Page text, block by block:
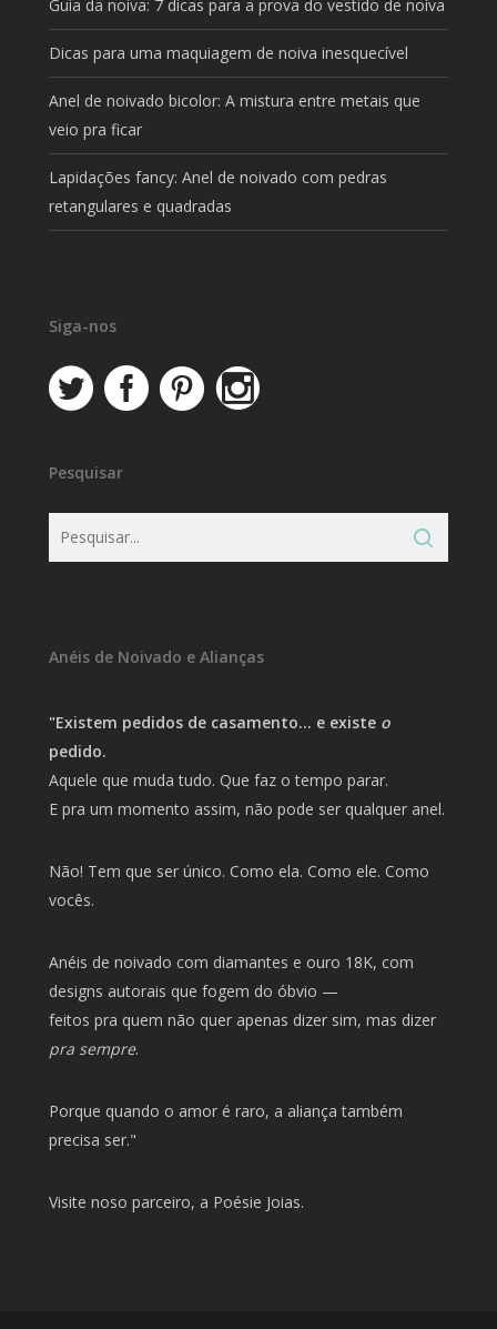
Guia da noiva: 7 dicas para a prova do vestido de noiva
Dicas para uma maquiagem de noiva inesquecível
Anel de noivado bicolor: A mistura entre metais que
veio pra ficar
Lapidações fancy: Anel de noivado com pedras
retangulares e quadradas
Siga-nos
Pesquisar
Anéis de Noivado e Alianças
"Existem pedidos de casamento… e existe o
pedido.
Aquele que muda tudo. Que faz o tempo parar.
E pra um momento assim, não pode ser qualquer anel.
Não! Tem que ser único. Como ela. Como ele. Como
vocês.
Anéis de noivado com diamantes e ouro 18K, com
designs autorais que fogem do óbvio —
feitos pra quem não quer apenas dizer sim, mas dizer
pra sempre.
Porque quando o amor é raro, a aliança também
precisa ser."
Visite noso parceiro, a Poésie Joias.